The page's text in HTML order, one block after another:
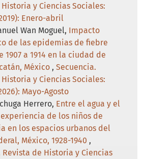
y Ciencias Sociales:
Enero-abril
Wan Moguel, Impacto
de las epidemias de fiebre
a 1914 en la ciudad de
México , Secuencia.
y Ciencias Sociales:
Mayo-Agosto
Herrero, Entre el agua y el
de los niños de
en los espacios urbanos del
México, 1928-1940 ,
Revista de Historia y Ciencias